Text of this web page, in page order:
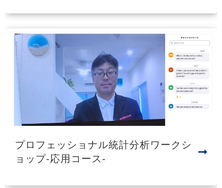
プロフェッショナル統計分析ワークシ
ョップ-応用コース-